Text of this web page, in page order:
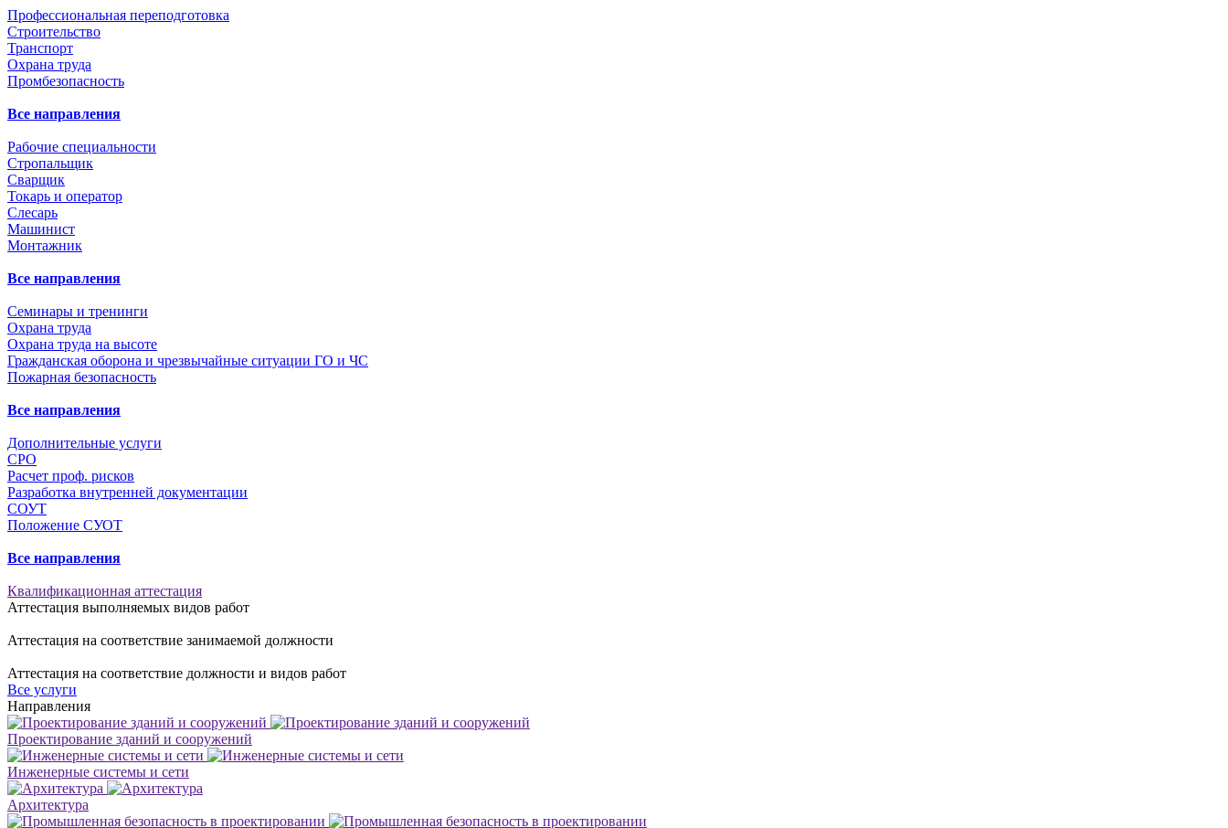
Профессиональная переподготовка
Строительство
Транспорт
Охрана труда
Промбезопасность
Все направления
Рабочие специальности
Стропальщик
Сварщик
Токарь и оператор
Слесарь
Машинист
Монтажник
Все направления
Семинары и тренинги
Охрана труда
Охрана труда на высоте
Гражданская оборона и чрезвычайные ситуации ГО и ЧС
Пожарная безопасность
Все направления
Дополнительные услуги
СРО
Расчет проф. рисков
Разработка внутренней документации
СОУТ
Положение СУОТ
Все направления
Квалификационная аттестация
Аттестация выполняемых видов работ
Аттестация на соответствие занимаемой должности
Аттестация на соответствие должности и видов работ
Все услуги
Направления
Проектирование зданий и сооружений
Инженерные системы и сети
Архитектура